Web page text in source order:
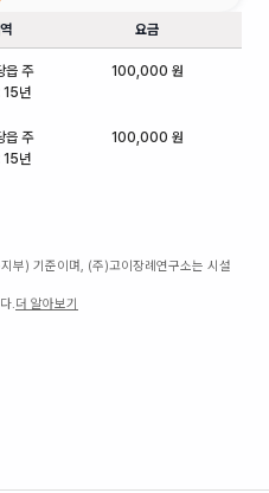
요금
읍 주
15년
100,000 원
읍 주
15년
100,000 원
부) 기준이며, (주)고이장례연구소는 시설
.더 알아보기